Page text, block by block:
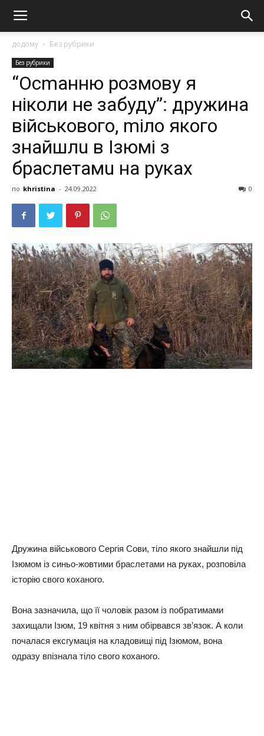
додому Без рубрики
Без рубрики
“Осmанню розмову я
ніколи не забуду”: дружина
військового, mіло якого
знайшлu в Ізюмі з
браслетамu на руках
по khristina - 24.09.2022 0
Дружина військового Сергія Сови, тіло якого знайшли під
Ізюмом із синьо-жовтими браслетами на руках, розповіла
історію свого коханого.
Вона зазначила, що її чоловік разом із побратимами
захищали Ізюм, 19 квітня з ним обірвався зв’язок. А коли
почалася ексгумація на кладовищі під Ізюмом, вона
одразу впізнала тіло свого коханого.